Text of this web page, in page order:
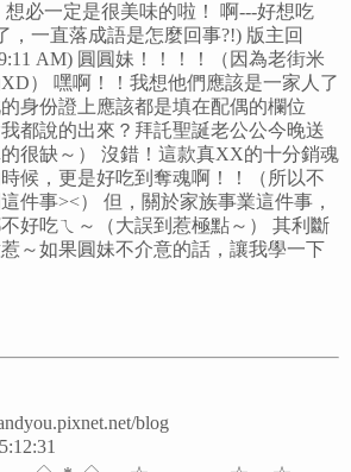
想必一定是很美味的啦！ 啊---好想吃
，一直落成語是怎麼回事?!) 版主回
AM) 圓圓妹！！！！（因為老街米
） 嘿啊！！我想他們應該是一家人了
身份證上應該都是填在配偶的欄位
我都說的出來？拜託聖誕老公公今晚送
很缺～） 沒錯！這款真XX的十分銷魂
候，更是好吃到奪魂啊！！（所以不
件事><） 但，關於家族事業這件事，
好吃ㄟ～（大誤到惹極點～） 其利斷
～如果圓妹不介意的話，讓我學一下
blog